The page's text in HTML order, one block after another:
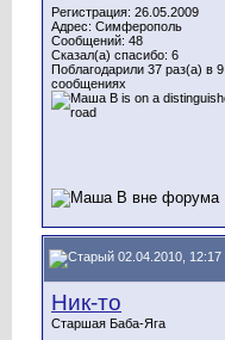
Регистрация: 26.05.2009
Адрес: Симферополь
Сообщений: 48
Сказал(а) спасибо: 6
Поблагодарили 37 раз(а) в 9
сообщениях
02.04.2010, 12:17
Ник-то
Старшая Баба-Яга